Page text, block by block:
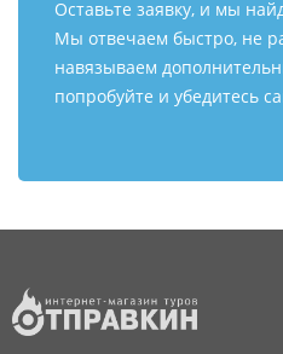
Оставьте заявку, и мы
Мы отвечаем быстро, не
навязываем
попробуйте и убедитесь